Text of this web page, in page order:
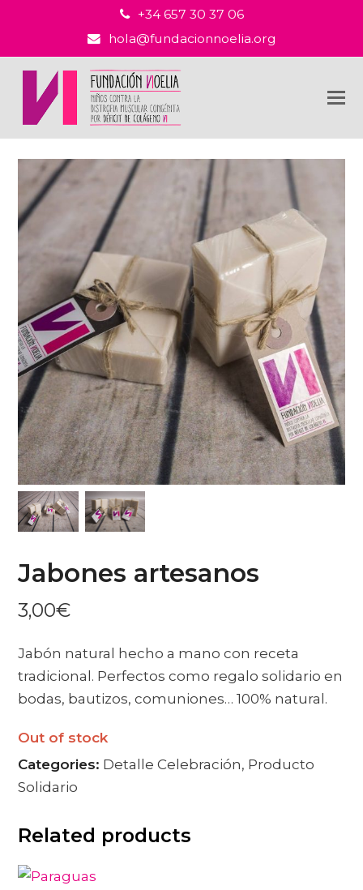
+34 657 30 37 06
hola@fundacionnoelia.org
Jabones artesanos
3,00€
Jabón natural hecho a mano con receta
tradicional. Perfectos como regalo solidario en
bodas, bautizos, comuniones… 100% natural.
Out of stock
Categories: Detalle Celebración, Producto
Solidario
Related products